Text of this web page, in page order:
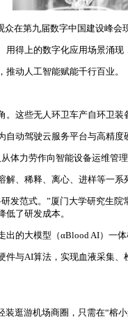
众在第九届数字中国建设峰
得上的数字化应用场景涌现
动人工智能赋能千行百业。
这些无人环卫车产自环卫
动驾驶云服务平台与高精
力劳作向智能设备运维
、稀释、离心、进样等一系
发范式。”厦门大学研究生
了研发成本。
的大模型（αBlood AI）一体
与AI算法，实现血液采集
逛游机场商圈，只需在“